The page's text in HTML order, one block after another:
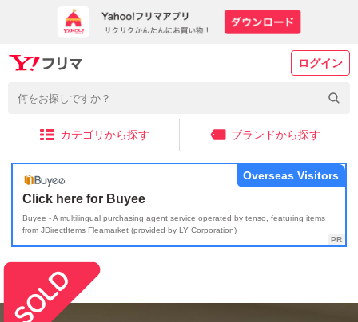
ログイン
カテゴリから探す ブランドから探す
Click here for Buyee
Buyee - A multilingual purchasing agent service operated by tenso, featuring items
from JDirectItems Fleamarket (provided by LY Corporation)
Overseas Visitors